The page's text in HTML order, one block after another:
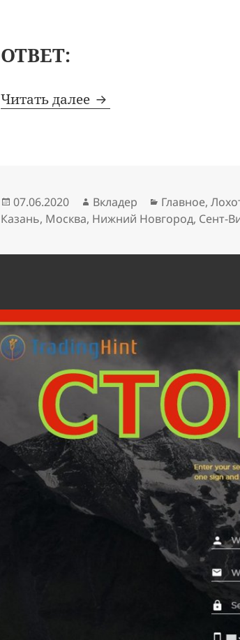
ОТВЕТ:
Читать далее InvestGT: нагло
Опубликовано
07.06.2020 Автор
Вкладер Рубрики
Главное,
Казань, Москва, Нижний Новгород, Сент-